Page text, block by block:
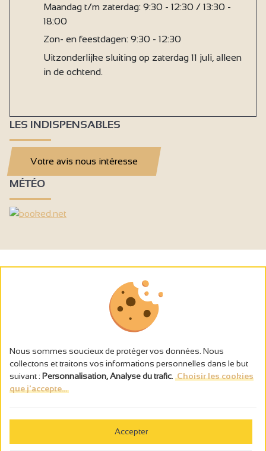
Maandag t/m zaterdag: 9:30 - 12:30 / 13:30 -
18:00
Zon- en feestdagen: 9:30 - 12:30
Uitzonderlijke sluiting op zaterdag 11 juli, alleen
in de ochtend.
LES INDISPENSABLES
Votre avis nous intéresse
MÉTÉO
L’abus d’alcool est dangereux pour la santé, à consommer avec
Nous sommes soucieux de protéger vos données. Nous
collectons et traitons vos informations personnelles dans le but
suivant : Personnalisation, Analyse du trafic Choisir les cookies
que j'accepte...
Accepter